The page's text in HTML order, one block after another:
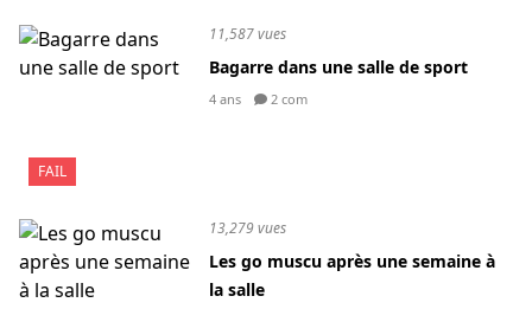
FAIL
11,587 vues
Bagarre dans une salle de sport
4 ans 2 com
13,279 vues
Les go muscu après une semaine à
la salle